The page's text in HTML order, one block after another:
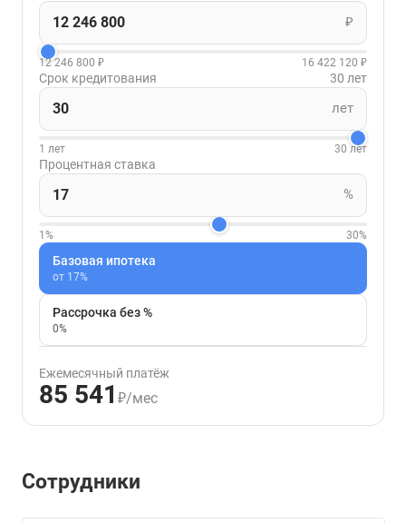
₽
12 246 800 ₽ 16 422 120 ₽
Срок кредитования 30 лет
лет
1 лет 30 лет
Процентная ставка
%
1% 30%
Базовая ипотека
от 17%
Рассрочка без %
0%
Ежемесячный платёж
85 541 ₽/мес
Сотрудники